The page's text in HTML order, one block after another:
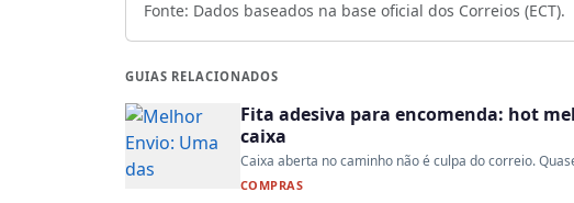
Fonte: Dados baseados na base oficial dos Correios (ECT).
GUIAS RELACIONADOS
Fita adesiva para encomenda: hot
caixa
Caixa aberta no caminho não é culpa do correio.
COMPRAS